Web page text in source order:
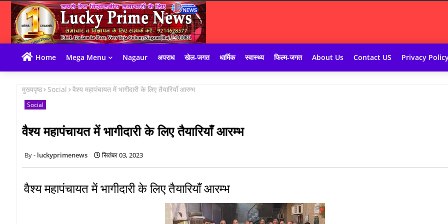
Home Mega Menu Nagaur अपराध खेल-जगत धार्मिक स्वास्थ्य फिल्म-जगत About Us Contact US Privacy
मुख्यपृष्ठ Social वैश्य महापंचायत में भागीदारी के लिए तैयारियाँ आरम्भ
Social
वैश्य महापंचायत में भागीदारी के लिए तैयारियाँ आरम्भ
luckyprimenews सितंबर 03, 2023
वैश्य महापंचायत में भागीदारी के लिए तैयारियाँ आरम्भ